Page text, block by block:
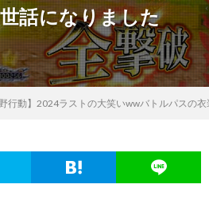
話になりました
野行動】2024ラストの大笑いwwバトルパスの